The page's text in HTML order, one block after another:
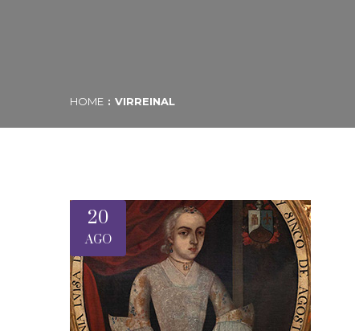
HOME VIRREINAL
20
AGO